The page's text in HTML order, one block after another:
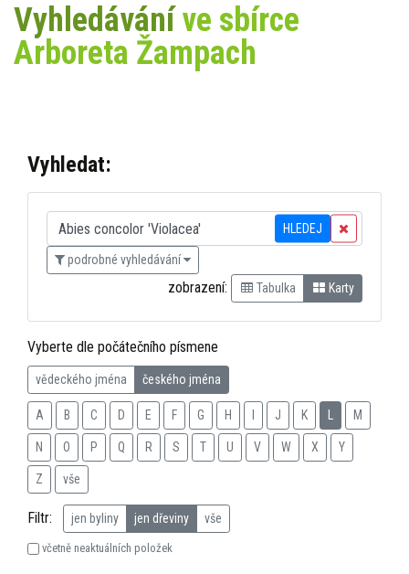
Vyhledáváníve sbírce
Arboreta Žampach
Vyhledat:
HLEDEJ
podrobné vyhledávání
zobrazení: Tabulka Karty
Vyberte dle počátečního písmene
vědeckého jména českého jména
A B C D E F G H J K M
N O P Q R S T U V W X Y
Z vše
Filtr: jen byliny jen dřeviny vše
včetně neaktuálních položek